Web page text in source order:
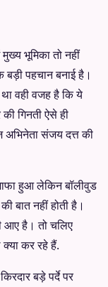
भूमिका तो नहीं
पहचान बनाई है।
वही वजह है कि ये
गिनती ऐसे ही
अभिनेता संजय दत्त की
हुआ लेकिन बॉलीवुड
बात नहीं होती है।
आए है। तो चलिए
कर रहे हैं.
बड़े पर्दे पर